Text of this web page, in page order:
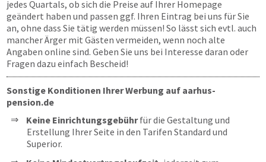
jedes Quartals, ob sich die Preise auf Ihrer Homepage
geändert haben und passen ggf. Ihren Eintrag bei uns für Sie
an, ohne dass Sie tätig werden müssen! So lässt sich evtl. auch
mancher Ärger mit Gästen vermeiden, wenn noch alte
Angaben online sind. Geben Sie uns bei Interesse daran oder
Fragen dazu einfach Bescheid!
Sonstige Konditionen Ihrer Werbung auf aarhus-
pension.de
Keine Einrichtungsgebührfür die Gestaltung und
Erstellung Ihrer Seite in den Tarifen Standard und
Superior.